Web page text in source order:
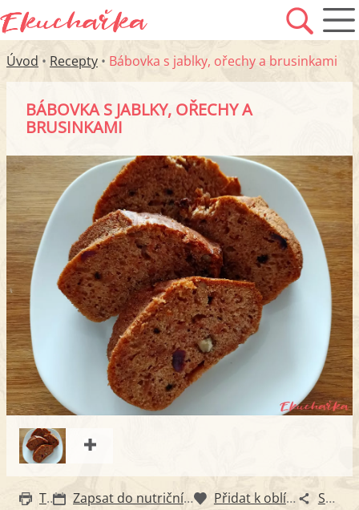
Úvod • Recepty • Bábovka s jablky, ořechy a brusinkami
BÁBOVKA S JABLKY, OŘECHY A
BRUSINKAMI
Tisk Zapsat do nutričního diáře Přidat k oblíbeným Sdílet